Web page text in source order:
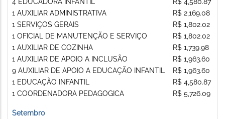
1 AUXILIAR ADMINISTRATIVA
1 SERVIÇOS GERAIS
1 OFICIAL DE MANUTENÇÃO E SERVIÇO
1 AUXILIAR DE COZINHA
1 AUXILIAR DE APOIO A INCLUSÃO
9 AUXILIAR DE APOIO A EDUCAÇÃO INFANTIL
1 EDUCAÇÃO INFANTIL
1 COORDENADORA PEDAGOGICA
R$ 2,169.08
R$ 1,802.02
R$ 1,802.02
R$ 1,739.98
R$ 1,963.60
R$ 1,963.60
R$ 4,580.87
R$ 5,726.09
Setembro